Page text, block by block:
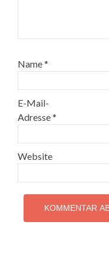
Name*
E-Mail-
Adresse*
Website